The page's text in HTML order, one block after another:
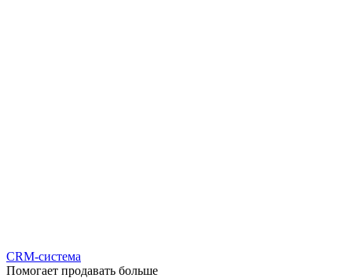
CRM-система
Помогает продавать больше